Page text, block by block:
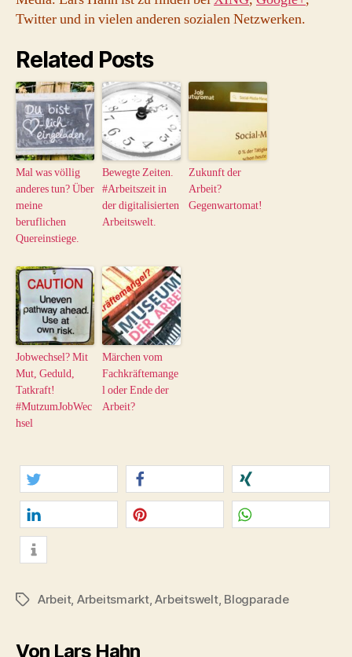
Twitter und in vielen anderen sozialen Netzwerken.
Related Posts
Mal was völlig
anderes tun? Über
meine
beruflichen
Quereinstiege.
Bewegte Zeiten.
#Arbeitszeit in
der digitalisierten
Arbeitswelt.
Zukunft der
Arbeit?
Gegenwartomat!
Jobwechsel? Mit
Mut, Geduld,
Tatkraft!
#MutzumJobWec
hsel
Märchen vom
Fachkräftemange
l oder Ende der
Arbeit?
twittern teilen teilen
mitteilen
Schlagwörter
Arbeit, Arbeitsmarkt,Arbeitswelt, Blogparade
Von Lars Hahn